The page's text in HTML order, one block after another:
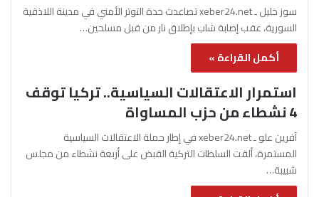
سوز خليل ـ xeber24.net تصاعدت حدة التوتر الأمني في مدينة اللاذقية
السورية، عقب إصابة شاب بإطلاق نار من قبل مسلحين…
أكمل القراءة »
استمرار الاعتقالات السياسية.. تركيا توقف
4 نشطاء من حزب المساواة
آفرين علو ـ xeber24.net في إطار حملة الاعتقالات السياسية
المستمرة، ألقت السلطات التركية القبض على أربعة نشطاء من مجلس
شبيبة…